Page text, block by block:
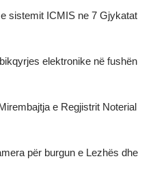
sistemit ICMIS ne 7 Gjykatat
elektronike në fushën
e Regjistrit Noterial
për burgun e Lezhës dhe